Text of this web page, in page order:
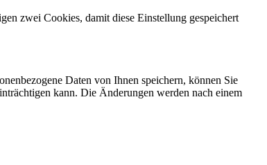
zwei Cookies, damit diese Einstellung gespeichert
Daten von Ihnen speichern, können Sie
kann. Die Änderungen werden nach einem